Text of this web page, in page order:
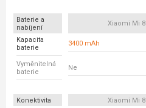
Baterie a
nabíjení
Xiaomi Mi 8
Kapacita
baterie
3400 mAh
Vyměnitelná
baterie
Ne
Konektivita Xiaomi Mi 8